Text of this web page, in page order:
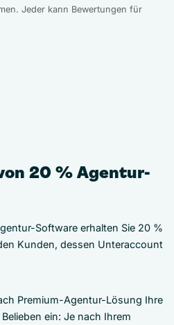
Jeder kann Bewertungen für
20 % Agentur-
Software erhalten Sie 20 %
Kunden, dessen Unteraccount
Premium-Agentur-Lösung Ihre
ein: Je nach Ihrem